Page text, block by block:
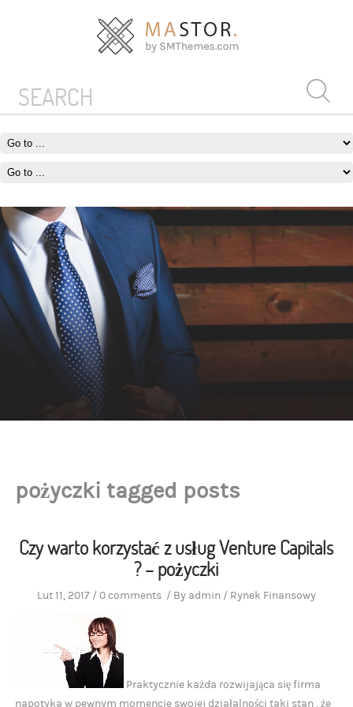
pożyczki tagged posts
Czy warto korzystać z usług Venture Capitals
? – pożyczki
Lut 11, 2017/0 comments/ By admin/ Rynek Finansowy
Praktycznie każda rozwijająca się firma
napotyka w pewnym momencie swojej działalności taki stan , że